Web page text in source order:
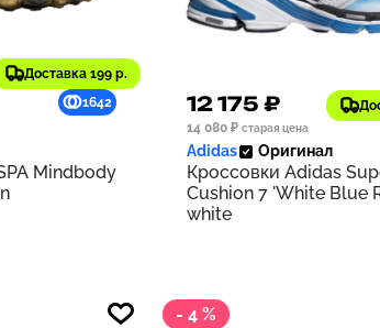
Доставка 199 р.
1642
Mindbody
12 175 ₽
14 080 ₽ старая цена
Adidas Оригинал
Кроссовки Adidas
Cushion 7 'White Blue
white
- 4 %